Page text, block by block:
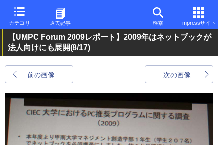
カテゴリ 過去記事 検索 Impressサイト
【UMPC Forum 2009レポート】2009年はネットブックが
法人向けにも展開(8/17)
前の画像 次の画像